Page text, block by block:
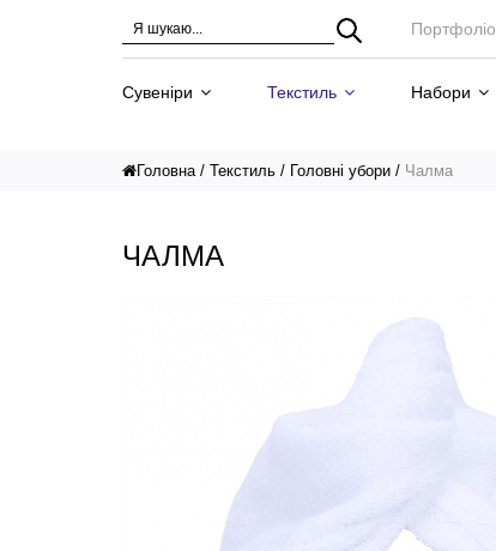
Портфоліо
Сувеніри Текстиль Набори
Головна Текстиль Головні убори Чалма
ЧАЛМА